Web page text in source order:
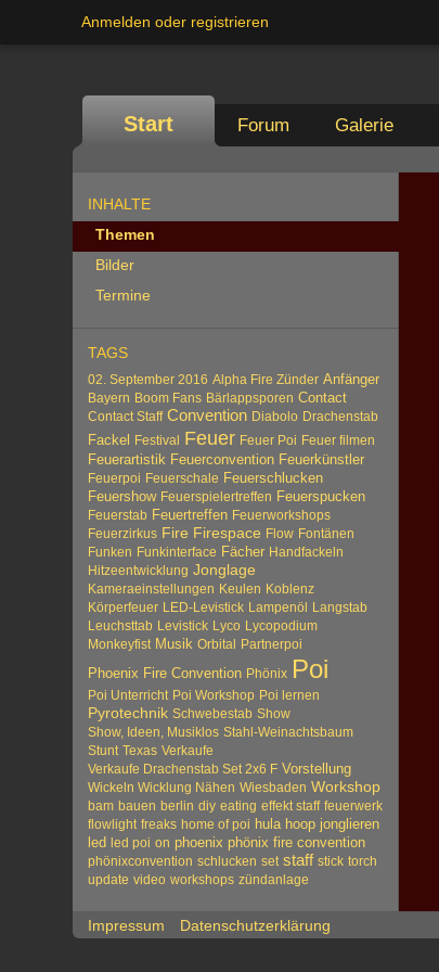
Anmelden oder registrieren
Start Forum Galerie
INHALTE
Themen
Bilder
Termine
TAGS
02. September 2016 Alpha Fire Zünder Anfänger
Bayern Boom Fans Bärlappsporen Contact
Contact Staff Convention Diabolo Drachenstab
Fackel Festival Feuer Feuer Poi Feuer filmen
Feuerartistik Feuerconvention Feuerkünstler
Feuerpoi Feuerschale Feuerschlucken
Feuershow Feuerspielertreffen Feuerspucken
Feuerstab Feuertreffen Feuerworkshops
Feuerzirkus Fire Firespace Flow Fontänen
Funken Funkinterface Fächer Handfackeln
Hitzeentwicklung Jonglage
Kameraeinstellungen Keulen Koblenz
Körperfeuer LED-Levistick Lampenöl
Langstab
Leuchsttab Levistick Lyco Lycopodium
Monkeyfist Musik Orbital Partnerpoi
Phoenix Fire Convention Phönix Poi
Poi Unterricht Poi Workshop Poi lernen
Pyrotechnik Schwebestab Show
Show, Ideen, Musiklos Stahl-Weinachtsbaum
Stunt Texas Verkaufe
Verkaufe Drachenstab Set 2x6 F Vorstellung
Wickeln Wicklung Nähen Wiesbaden Workshop
bam bauen berlin diy eating effekt staff feuerwerk
flowlight freaks home of poi hula hoop jonglieren
led led poi on phoenix phönix fire convention
phönixconvention schlucken set staff stick torch
update video workshops zündanlage
Impressum Datenschutzerklärung